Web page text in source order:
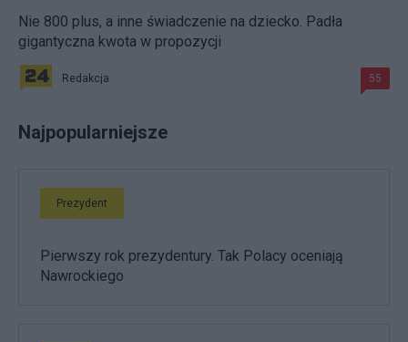
Nie 800 plus, a inne świadczenie na dziecko. Padła
gigantyczna kwota w propozycji
Redakcja 55
Najpopularniejsze
Prezydent
Pierwszy rok prezydentury. Tak Polacy oceniają
Nawrockiego